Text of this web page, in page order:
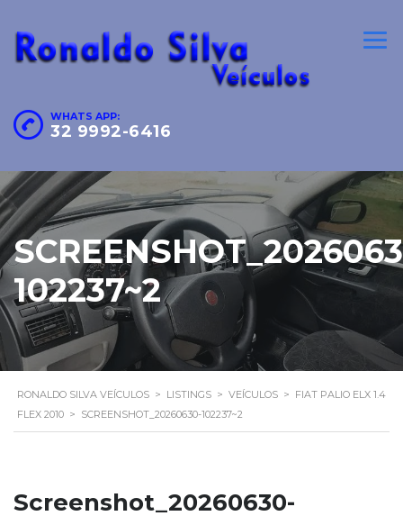
WHATS APP:
32 9992-6416
102237~2
RONALDO SILVA VEÍCULOS > LISTINGS > VEÍCULOS > FIAT PALIO ELX 1.4
FLEX 2010 > SCREENSHOT_20260630-102237~2
Screenshot_20260630-